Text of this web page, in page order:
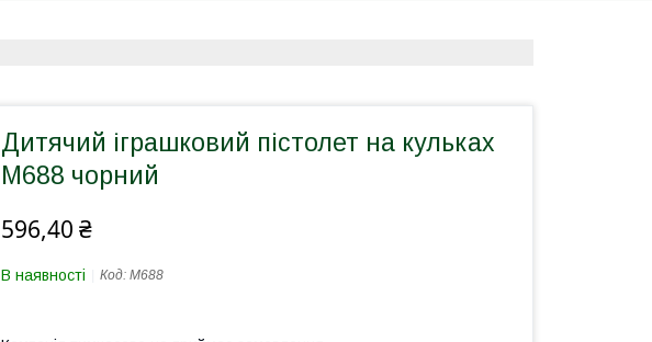
Дитячий іграшковий пістолет на кульках
M688 чорний
596,40 ₴
В наявності Код: M688